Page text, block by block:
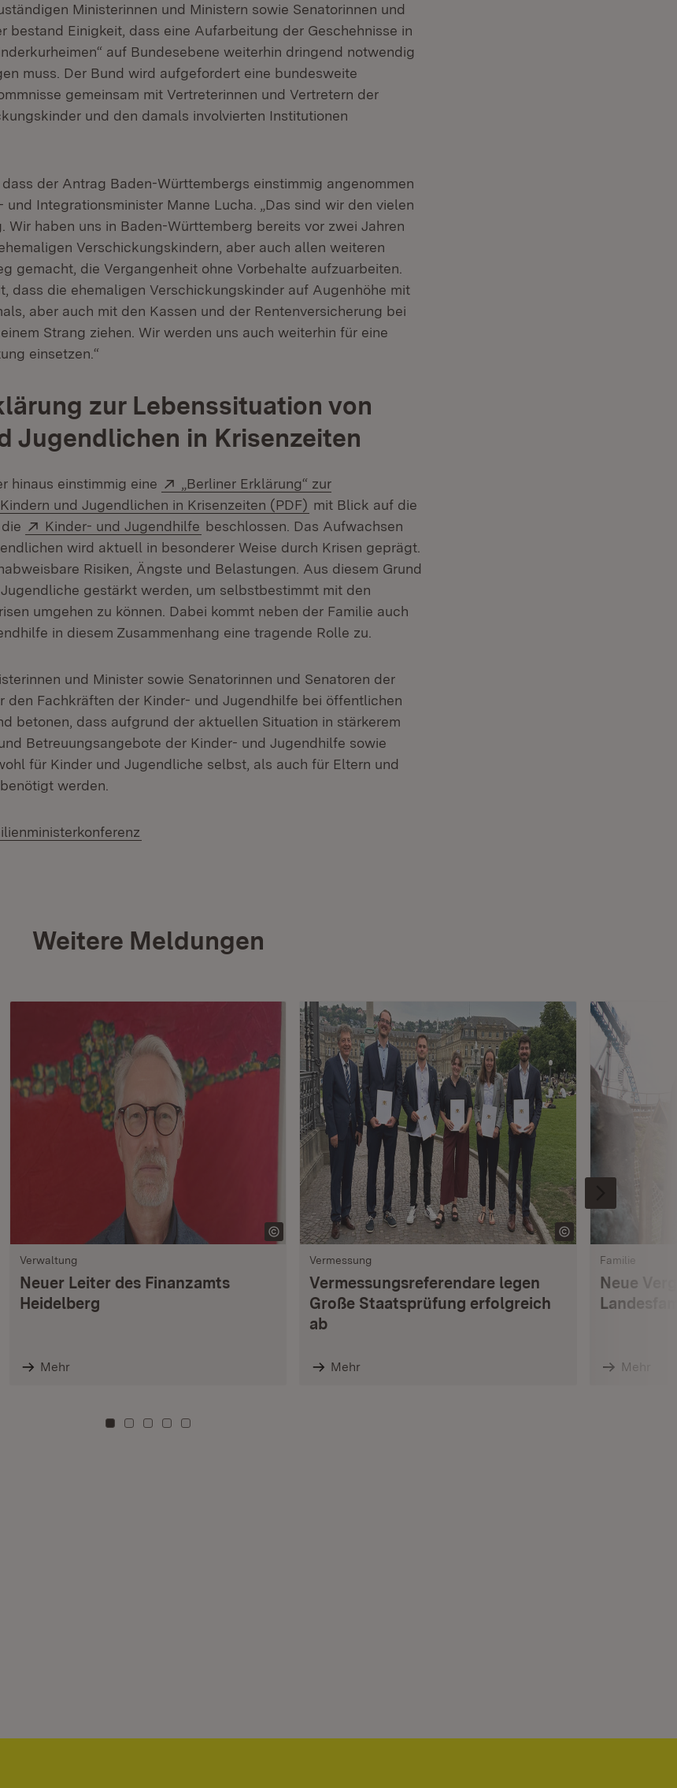
Ministerinnen und Ministern sowie Senatorinnen und
bestand Einigkeit, dass eine Aufarbeitung der Geschehnisse in
auf Bundesebene weiterhin dringend notwendig
muss. Der Bund wird aufgefordert eine bundesweite
gemeinsam mit Vertreterinnen und Vertretern der
und den damals involvierten Institutionen
dass der Antrag Baden-Württembergs einstimmig angenommen
und Integrationsminister Manne Lucha. „Das sind wir den vielen
Wir haben uns in Baden-Württemberg bereits vor zwei Jahren
Verschickungskindern, aber auch allen weiteren
gemacht, die Vergangenheit ohne Vorbehalte aufzuarbeiten.
dass die ehemaligen Verschickungskinder auf Augenhöhe mit
aber auch mit den Kassen und der Rentenversicherung bei
Strang ziehen. Wir werden uns auch weiterhin für eine
einsetzen.“
zur Lebenssituation von
Jugendlichen in Krisenzeiten
hinaus einstimmig eine Extern:
„Berliner Erklärung“ zur
und Jugendlichen in Krisenzeiten (PDF) (Öffnet in neuem Fenster)
mit Blick auf die
Extern:
Kinder- und Jugendhilfe (Öffnet in neuem Fenster)
beschlossen. Das Aufwachsen
wird aktuell in besonderer Weise durch Krisen geprägt.
Risiken, Ängste und Belastungen. Aus diesem Grund
gestärkt werden, um selbstbestimmt mit den
umgehen zu können. Dabei kommt neben der Familie auch
in diesem Zusammenhang eine tragende Rolle zu.
und Minister sowie Senatorinnen und Senatoren der
den Fachkräften der Kinder- und Jugendhilfe bei öffentlichen
betonen, dass aufgrund der aktuellen Situation in stärkerem
Betreuungsangebote der Kinder- und Jugendhilfe sowie
für Kinder und Jugendliche selbst, als auch für Eltern und
werden.
Weitere Meldungen
Verwaltung
Neuer Leiter des Finanzamts
Heidelberg
Mehr
Vermessung
Vermessungsreferendare legen
Große Staatsprüfung erfolgreich
ab
Mehr
Familie
Neue
Mehr
Zu Kachel: 0
Zu Kachel: 3
Zu Kachel: 6
Zu Kachel: 9
Zu Kachel: 12